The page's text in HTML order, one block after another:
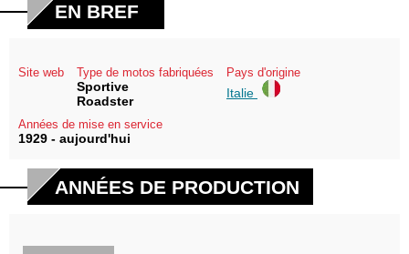
EN BREF
Site web Type de motos fabriquées
Sportive
Roadster
Pays d'origine
Italie
Années de mise en service
1929 - aujourd'hui
ANNÉES DE PRODUCTION